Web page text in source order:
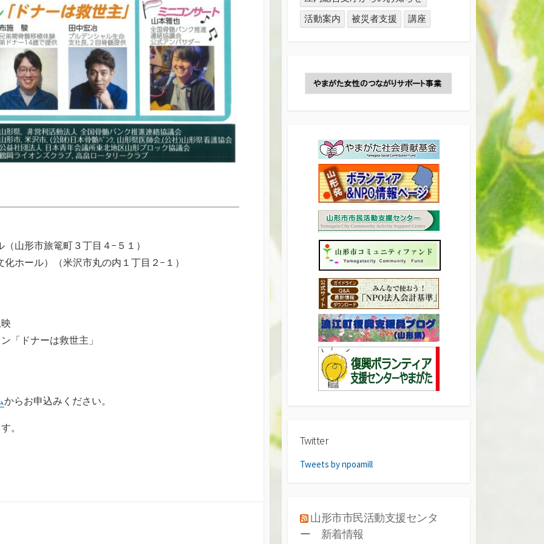
山形市旅篭町３丁目４−５１）
ホール）（米沢市丸の内１丁目２−１）
「ドナーは救世主」
からお申込みください。
。
活動案内
被災者支援 講座
Twitter
Tweets by npoamill
山形市市民活動支援センタ
ー 新着情報